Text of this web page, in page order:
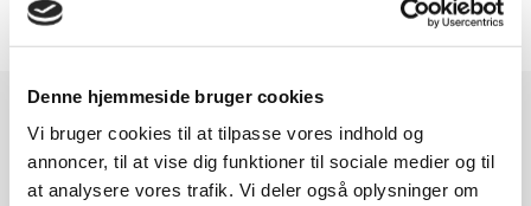
Denne hjemmeside bruger cookies
Vi bruger cookies til at tilpasse vores indhold og
annoncer, til at vise dig funktioner til sociale medier og til
at analysere vores trafik. Vi deler også oplysninger om